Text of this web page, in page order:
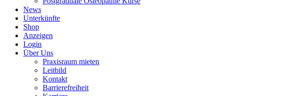
News
Unterkünfte
Shop
Anzeigen
Login
Über Uns
Praxisraum mieten
Leitbild
Kontakt
Barrierefreiheit